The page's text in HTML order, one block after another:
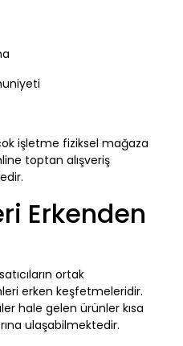
işletme fiziksel mağaza
toptan alışveriş
Erkenden
ortak
erken keşfetmeleridir.
hale gelen ürünler kısa
ulaşabilmektedir.